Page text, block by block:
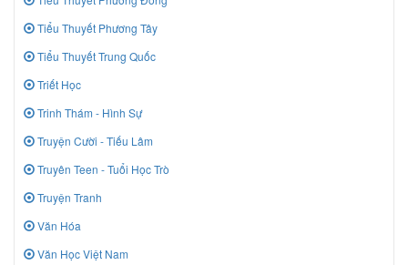
Tiểu Thuyết Phương Tây
Tiểu Thuyết Trung Quốc
Triết Học
Trinh Thám - Hình Sự
Truyện Cười - Tiếu Lâm
Truyên Teen - Tuổi Học Trò
Truyện Tranh
Văn Hóa
Văn Học Việt Nam